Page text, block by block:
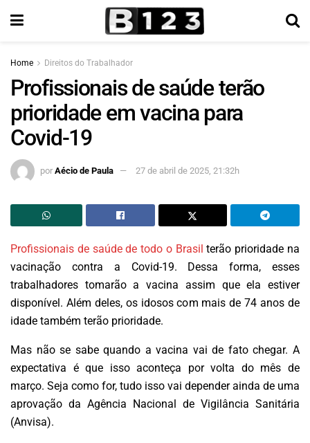
Home Direitos do Trabalhador
Profissionais de saúde terão
prioridade em vacina para
Covid-19
por Aécio de Paula 27 de abril de 2025, 21:32h
Profissionais de saúde de todo o Brasil terão prioridade na
vacinação contra a Covid-19. Dessa forma, esses
trabalhadores tomarão a vacina assim que ela estiver
disponível. Além deles, os idosos com mais de 74 anos de
idade também terão prioridade.
Mas não se sabe quando a vacina vai de fato chegar. A
expectativa é que isso aconteça por volta do mês de
março. Seja como for, tudo isso vai depender ainda de uma
aprovação da Agência Nacional de Vigilância Sanitária
(Anvisa).